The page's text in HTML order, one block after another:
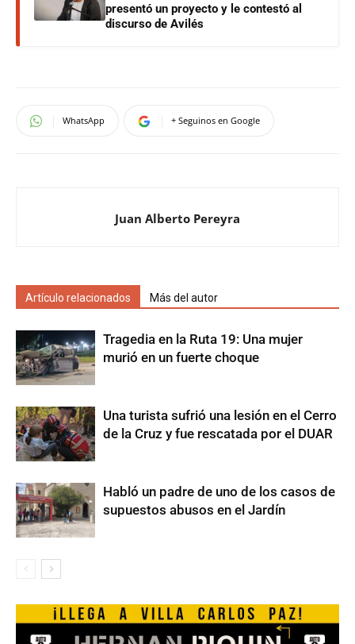
presentó un proyecto y le contestó al
discurso de Avilés
WhatsApp + Seguinos en Google
Juan Alberto Pereyra
Artículo relacionados Más del autor
Tragedia en la Ruta 19: Una mujer
murió en un fuerte choque
Una turista sufrió una lesión en el Cerro
de la Cruz y fue rescatada por el DUAR
Habló un padre de uno de los casos de
supuestos abusos en el Jardín